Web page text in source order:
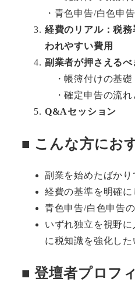
・青色申告/白色申
経費のリアル：税
われやすい費用
副業者が押さえる
・帳簿付けの基礎
・確定申告の流れ
Q&Aセッション
■ こんな方にお
副業を始めたばか
経費の基準を明確に
青色申告/白色申告
いずれ独立を視野
に税知識を強化した
■ 登壇者プロフ